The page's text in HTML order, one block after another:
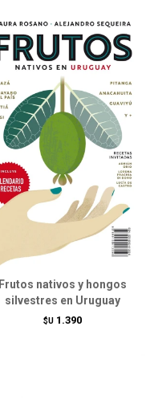
Frutos nativos y hongos
silvestres en Uruguay
$U 1.390